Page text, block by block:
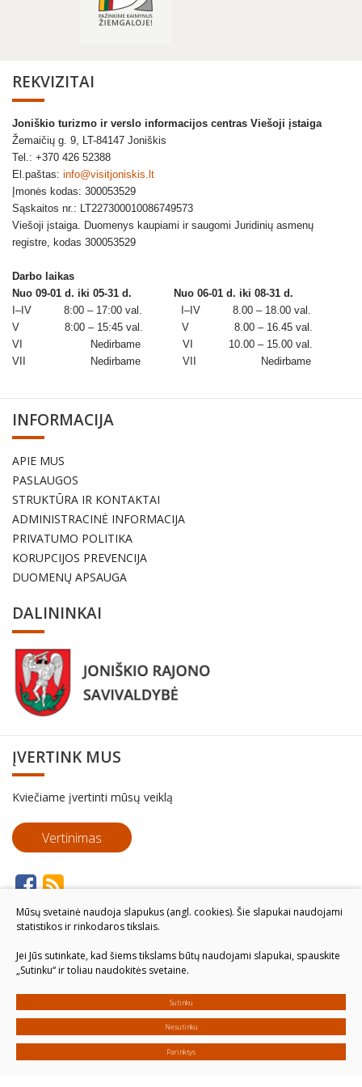
REKVIZITAI
Joniškio turizmo ir verslo informacijos centras Viešoji įstaiga
Žemaičių g. 9, LT-84147 Joniškis
Tel.: +370 426 52388
El.paštas: info@visitjoniskis.lt
Įmonės kodas: 300053529
Sąskaitos nr.: LT227300010086749573
Viešoji įstaiga. Duomenys kaupiami ir saugomi Juridinių asmenų
registre, kodas 300053529
Darbo laikas
Nuo 09-01 d. iki 05-31 d. Nuo 06-01 d. iki 08-31 d.
I–IV 8:00 – 17:00 val. I–IV 8.00 – 18.00 val.
V 8:00 – 15:45 val. V 8.00 – 16.45 val.
VI Nedirbame VI 10.00 – 15.00 val.
VII Nedirbame VII Nedirbame
INFORMACIJA
APIE MUS
PASLAUGOS
STRUKTŪRA IR KONTAKTAI
ADMINISTRACINĖ INFORMACIJA
PRIVATUMO POLITIKA
KORUPCIJOS PREVENCIJA
DUOMENŲ APSAUGA
DALININKAI
ĮVERTINK MUS
Kviečiame įvertinti mūsų veiklą
Vertinimas
Mūsų svetainė naudoja slapukus (angl. cookies). Šie slapukai naudojami
statistikos ir rinkodaros tikslais.
Jei Jūs sutinkate, kad šiems tikslams būtų naudojami slapukai, spauskite
„Sutinku“ ir toliau naudokitės svetaine.
Sutinku
Nesutinku
Parinktys